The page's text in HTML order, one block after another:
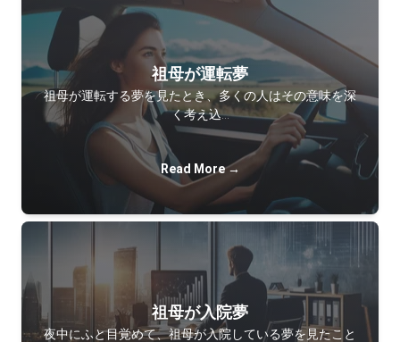
祖母が運転夢
祖母が運転する夢を見たとき、多くの人はその意味を深
く考え込…
Read More →
祖母が入院夢
夜中にふと目覚めて、祖母が入院している夢を見たこと